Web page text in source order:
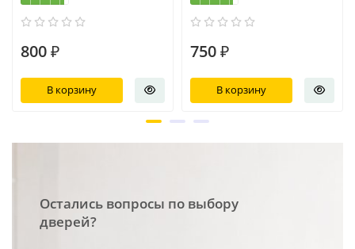
800 ₽
В корзину
750 ₽
В корзину
Остались вопросы по выбору
дверей?